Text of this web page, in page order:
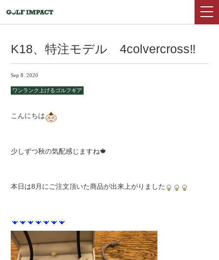
K18、特注モデル 4colvercross‼
Sep 8. 2020
ワンランク上げるゴルフギア
こんにちは
少しずつ秋の気配感じますね🍁
本日は8月にご注文頂いた商品が出来上がりました